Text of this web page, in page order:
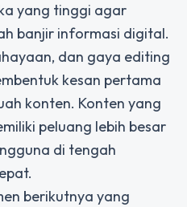
yang tinggi agar
banjir informasi digital.
dan gaya editing
kesan pertama
konten. Konten yang
peluang lebih besar
di tengah
berikutnya yang